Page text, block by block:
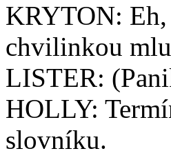
KRYTON:
chvilinkou
LISTER:
HOLLY:
slovníku.